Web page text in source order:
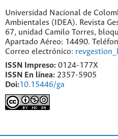
Universidad Nacional de
Ambientales (IDEA). Revista
67, unidad Camilo Torres,
Apartado Aéreo: 14490.
Correo electrónico:
ISSN Impreso: 0124-177X
ISSN En línea: 2357-5905
Doi:10.15446/ga